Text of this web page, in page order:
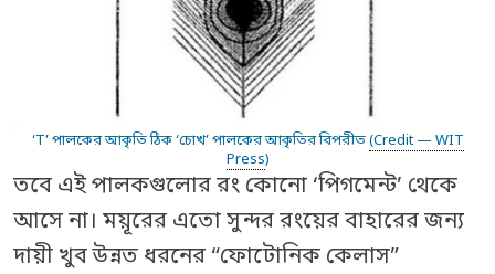
‘T’ পালকের আকৃতি ঠিক ‘চোখ’ পালকের আকৃতির বিপরীত(Credit — WIT
Press)
তবে এই পালকগুলোর রং কোনো ‘পিগমেন্ট’ থেকে
আসে না। ময়ূরের এতো সুন্দর রংয়ের বাহারের জন্য
দায়ী খুব উন্নত ধরনের “ফোটোনিক কেলাস”